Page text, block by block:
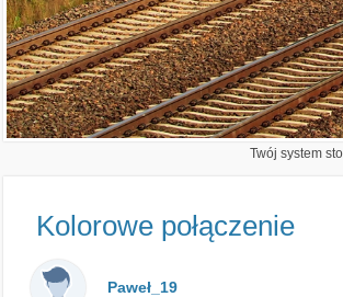
Twój system
Kolorowe połączenie
Paweł_19